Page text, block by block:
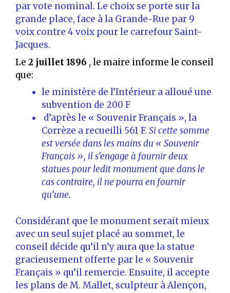
par vote nominal. Le choix se porte sur la
grande place, face à la Grande-Rue par 9
voix contre 4 voix pour le carrefour Saint-
Jacques.
Le 2 juillet 1896 , le maire informe le conseil
que:
le ministère de l’Intérieur a alloué une
subvention de 200 F
d’après le « Souvenir Français », la
Corrèze a recueilli 561 F. Si cette somme
est versée dans les mains du « Souvenir
Français », il s’engage à fournir deux
statues pour ledit monument que dans le
cas contraire, il ne pourra en fournir
qu’une.
Considérant que le monument serait mieux
avec un seul sujet placé au sommet, le
conseil décide qu’il n’y aura que la statue
gracieusement offerte par le « Souvenir
Français » qu’il remercie. Ensuite, il accepte
les plans de M. Mallet, sculpteur à Alençon,